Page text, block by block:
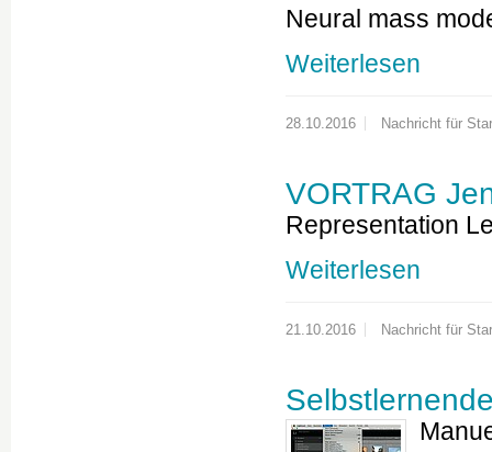
Neural mass
Weiterlesen
28.10.2016 Nachricht für
VORTRAG
Representation
Weiterlesen
21.10.2016 Nachricht für